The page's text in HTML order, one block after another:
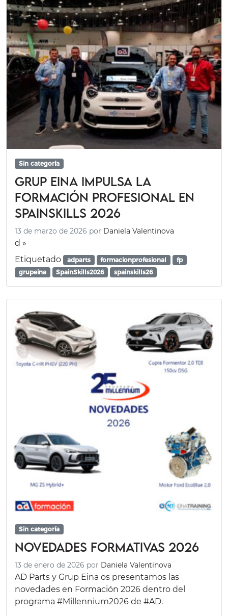
Sin categoría
Grup Eina impulsa la
Formación Profesional en
SpainSkills 2026
13 de marzo de 2026 por Daniela Valentinova
d »
Etiquetado
adparts formacionprofesional
fp
grupeina
SpainSkills2026 spainskills26
Sin categoría
Novedades formativas 2026
13 de enero de 2026 por Daniela Valentinova
AD Parts y Grup Eina os presentamos las
novedades en Formación 2026 dentro del
programa #Millennium2026 de #AD.